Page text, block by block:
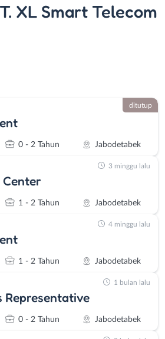
XL Smart Telecom
0 - 2 Tahun Jabodetabek
ditutup
Center
1 - 2 Tahun Jabodetabek
3 minggu lalu
1 - 2 Tahun Jabodetabek
4 minggu lalu
Representative
0 - 2 Tahun Jabodetabek
1 bulan lalu